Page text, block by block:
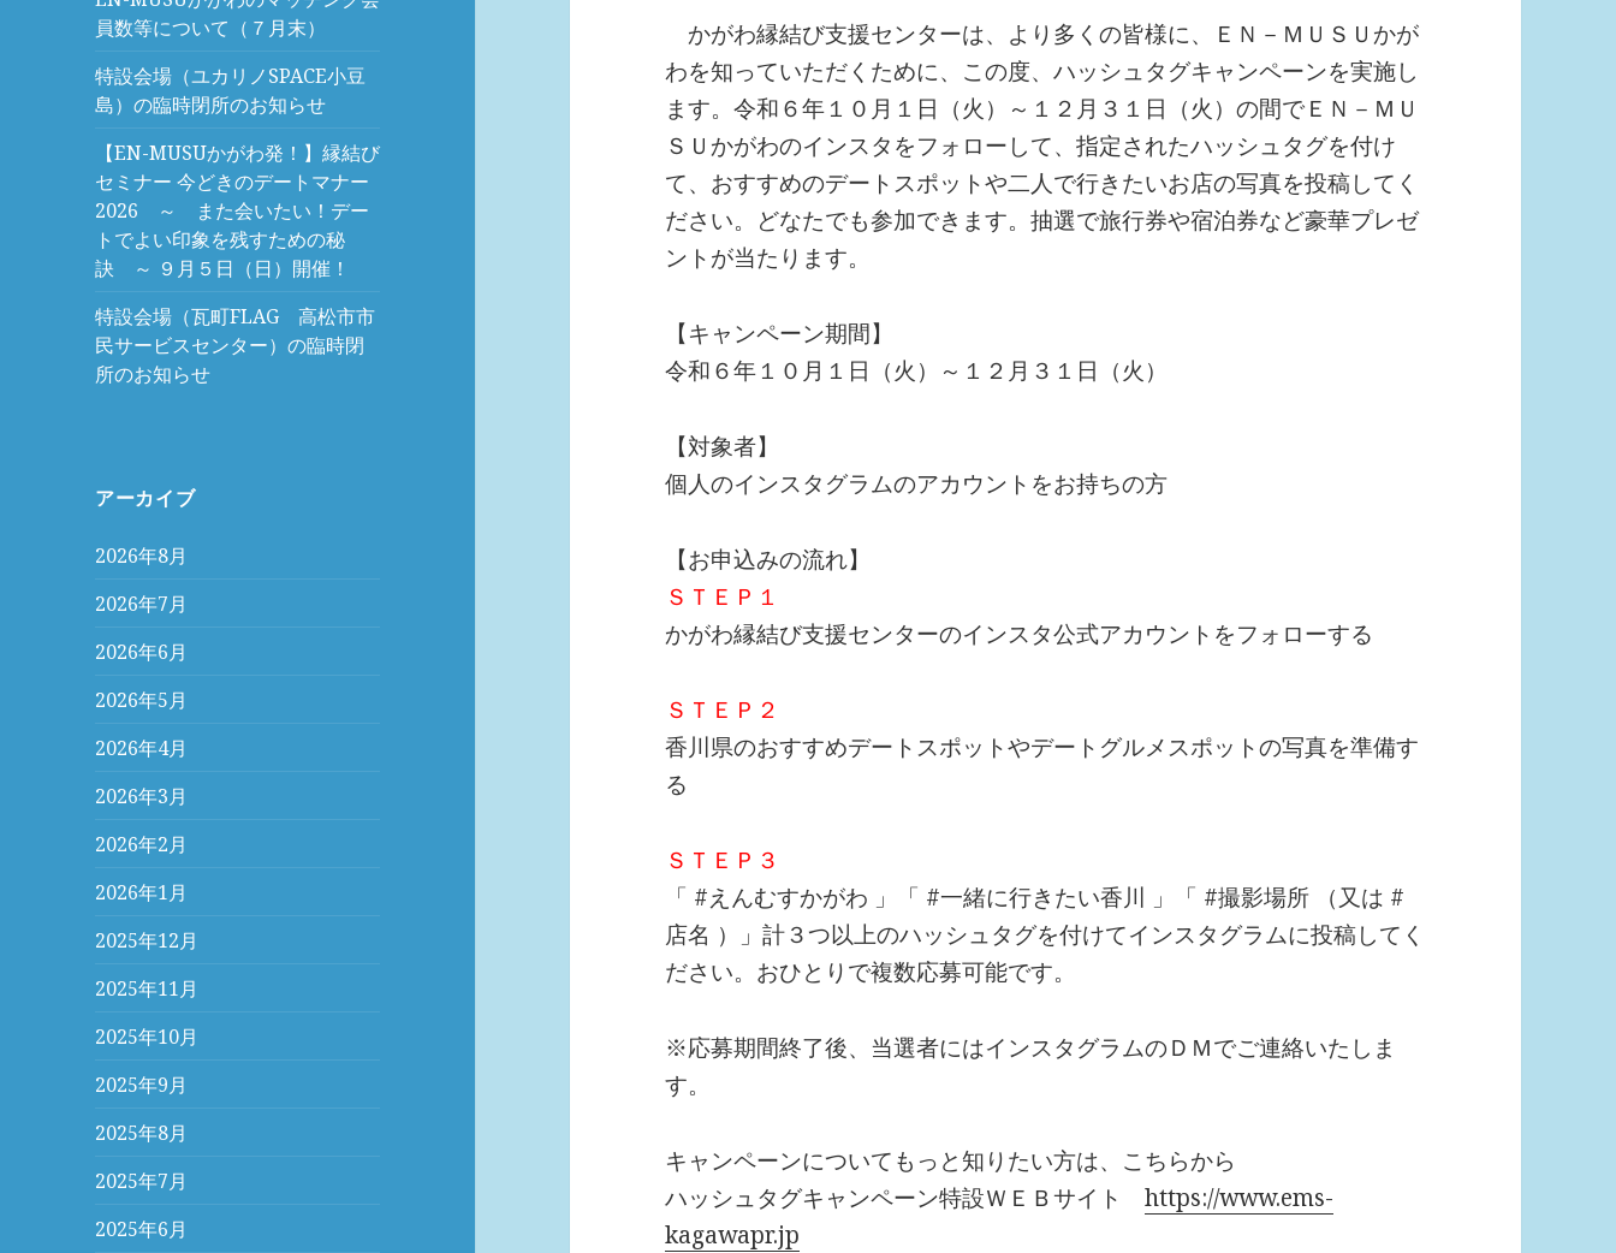
員数等について（７月末）
特設会場（ユカリノSPACE小豆
島）の臨時閉所のお知らせ
【EN-MUSUかがわ発！】縁結び
セミナー 今どきのデートマナー
2026 ～ また会いたい！デー
トでよい印象を残すための秘
訣 ～ ９月５日（日）開催！
特設会場（瓦町FLAG 高松市市
民サービスセンター）の臨時閉
所のお知らせ
アーカイブ
2026年8月
2026年7月
2026年6月
2026年5月
2026年4月
2026年3月
2026年2月
2026年1月
2025年12月
2025年11月
2025年10月
2025年9月
2025年8月
2025年7月
2025年6月
かがわ縁結び支援センターは、より多くの皆様に、ＥＮ－ＭＵＳＵかが
わを知っていただくために、この度、ハッシュタグキャンペーンを実施し
ます。令和６年１０月１日（火）～１２月３１日（火）の間でＥＮ－ＭＵ
ＳＵかがわのインスタをフォローして、指定されたハッシュタグを付け
て、おすすめのデートスポットや二人で行きたいお店の写真を投稿してく
ださい。どなたでも参加できます。抽選で旅行券や宿泊券など豪華プレゼ
ントが当たります。
【キャンペーン期間】
令和６年１０月１日（火）～１２月３１日（火）
【対象者】
個人のインスタグラムのアカウントをお持ちの方
【お申込みの流れ】
ＳＴＥＰ１
かがわ縁結び支援センターのインスタ公式アカウントをフォローする
ＳＴＥＰ２
香川県のおすすめデートスポットやデートグルメスポットの写真を準備す
る
ＳＴＥＰ３
「 #えんむすかがわ 」「 #一緒に行きたい香川 」「 #撮影場所 （又は #
店名 ）」計３つ以上のハッシュタグを付けてインスタグラムに投稿してく
ださい。おひとりで複数応募可能です。
※応募期間終了後、当選者にはインスタグラムのＤＭでご連絡いたしま
す。
キャンペーンについてもっと知りたい方は、こちらから
ハッシュタグキャンペーン特設ＷＥＢサイトhttps://www.ems-
kagawapr.jp